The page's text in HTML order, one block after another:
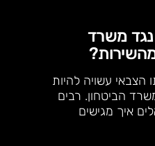
נגד משרד
הצבאי עשויה להיות
הביטחון. רבים
איך מגישים